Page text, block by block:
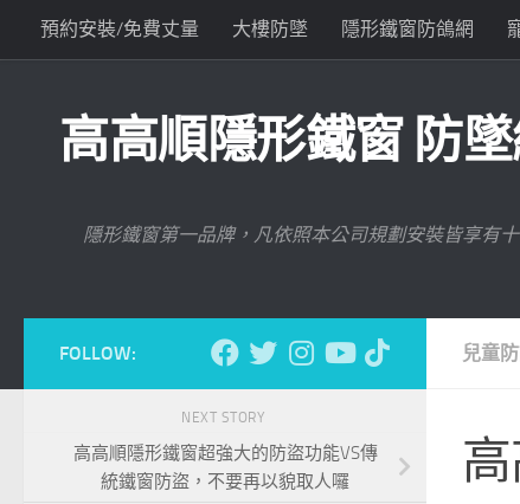
Skip to content
預約安裝/免費丈量 大樓防墜 隱形鐵窗防鴿網
高高順隱形鐵窗 防
隱形鐵窗第一品牌，凡依照本公司規劃安裝皆享有
兒童
FOLLOW:
NEXT STORY
高高順隱形鐵窗超強大的防盜功能VS傳
統鐵窗防盜，不要再以貌取人囉